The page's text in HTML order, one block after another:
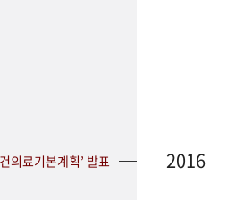
의료기본계획’ 발표 2016